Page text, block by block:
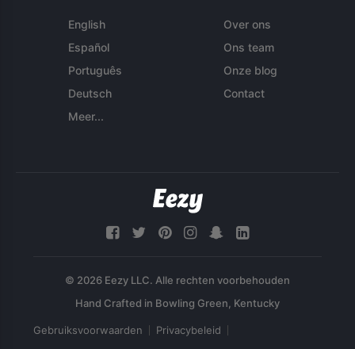
English
Español
Português
Deutsch
Meer...
Over ons
Ons team
Onze blog
Contact
© 2026 Eezy LLC. Alle rechten voorbehouden
Gebruiksvoorwaarden Privacybeleid